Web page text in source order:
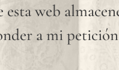
web
a mi